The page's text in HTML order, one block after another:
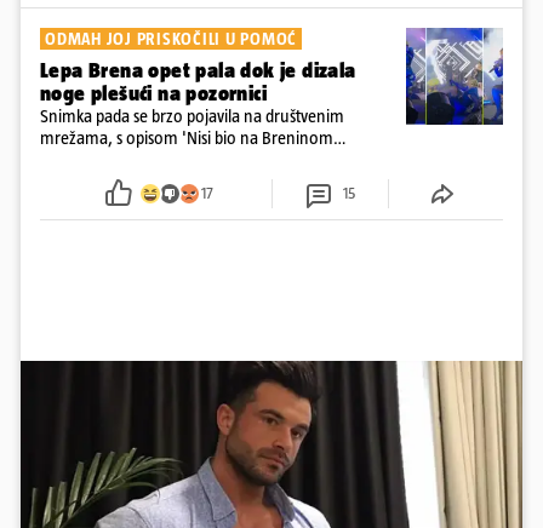
ODMAH JOJ PRISKOČILI U POMOĆ
Lepa Brena opet pala dok je dizala
noge plešući na pozornici
Snimka pada se brzo pojavila na društvenim
mrežama, s opisom 'Nisi bio na Breninom
Srećom, pjevačica se nije ozlijedila nego je s
osmijehom nastavila pjevati
17 15